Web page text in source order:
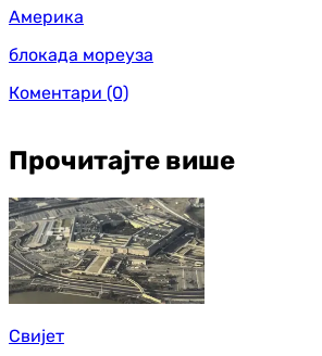
Америка
блокада мореуза
Коментари (0)
Прочитајте више
Свијет